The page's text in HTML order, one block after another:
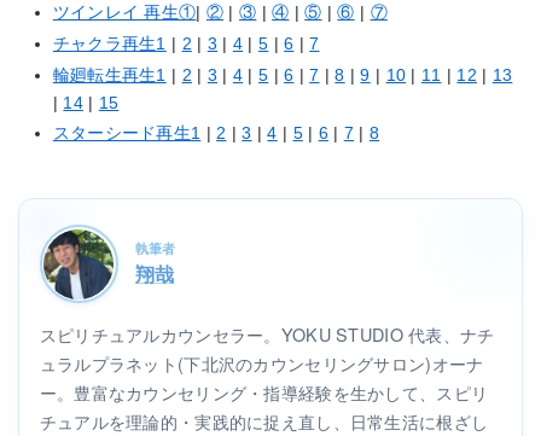
ツインレイ 再生①| ② |③ |④ |⑤ |⑥ | ⑦
チャクラ再生1 | 2 | 3 | 4 | 5 |6 |7
輪廻転生再生1 | 2 | 3 | 4 | 5 |6 |7 |8 |9 | 10 | 11 | 12 | 13
| 14| 15
スターシード再生1 |2 |3 |4 | 5| 6| 7 | 8
執筆者
翔哉
スピリチュアルカウンセラー。YOKU STUDIO 代表、ナチ
ュラルプラネット(下北沢のカウンセリングサロン)オーナ
ー。豊富なカウンセリング・指導経験を生かして、スピリ
チュアルを理論的・実践的に捉え直し、日常生活に根ざし